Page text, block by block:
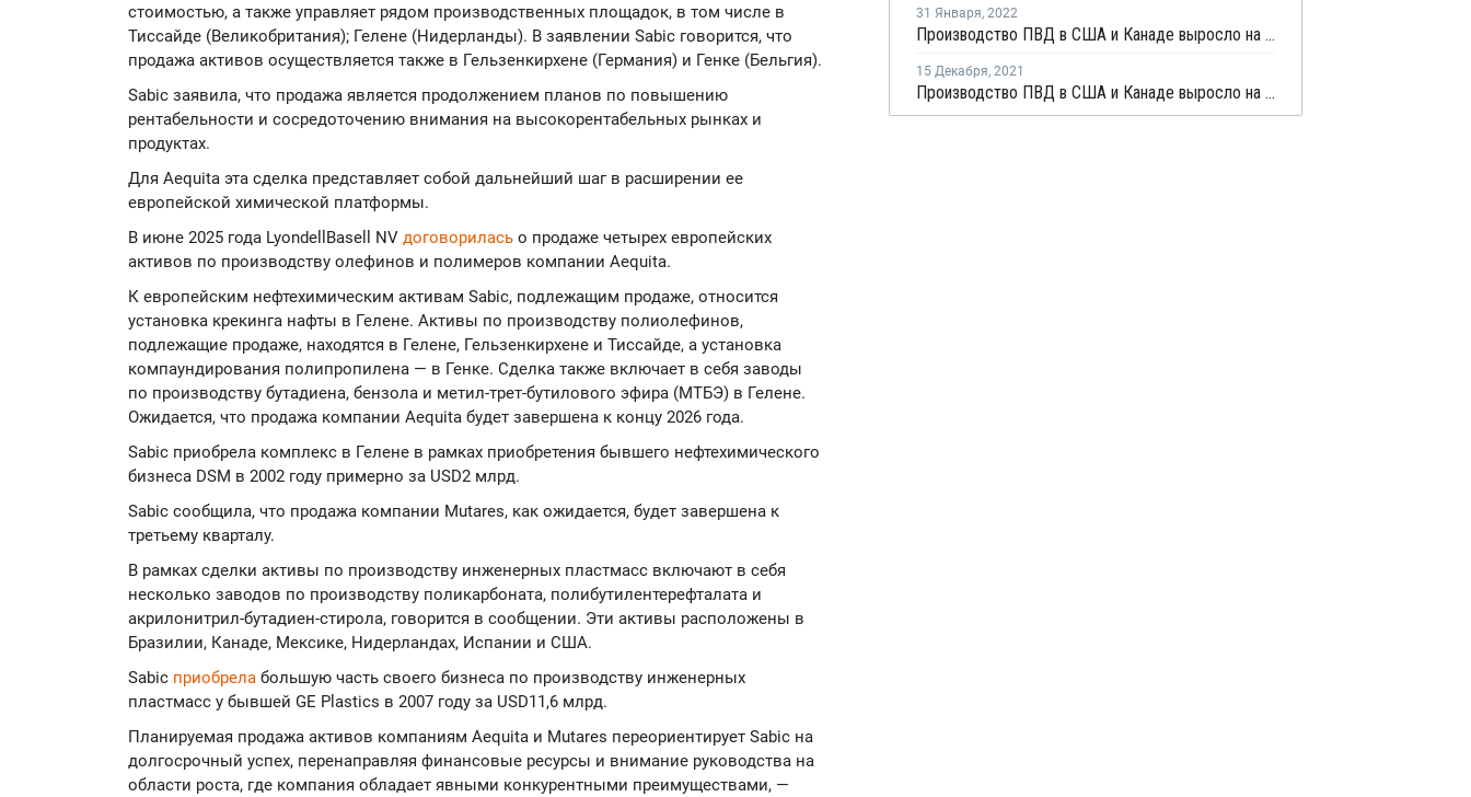
стоимостью, а также управляет рядом производственных площадок, в том числе в
Тиссайде (Великобритания); Гелене (Нидерланды). В заявлении Sabic говорится, что
продажа активов осуществляется также в Гельзенкирхене (Германия) и Генке (Бельгия).
Sabic заявила, что продажа является продолжением планов по повышению
рентабельности и сосредоточению внимания на высокорентабельных рынках и
продуктах.
Для Aequita эта сделка представляет собой дальнейший шаг в расширении ее
европейской химической платформы.
В июне 2025 года LyondellBasell NV договорилась о продаже четырех европейских
активов по производству олефинов и полимеров компании Aequita.
К европейским нефтехимическим активам Sabic, подлежащим продаже, относится
установка крекинга нафты в Гелене. Активы по производству полиолефинов,
подлежащие продаже, находятся в Гелене, Гельзенкирхене и Тиссайде, а установка
компаундирования полипропилена — в Генке. Сделка также включает в себя заводы
по производству бутадиена, бензола и метил-трет-бутилового эфира (МТБЭ) в Гелене.
Ожидается, что продажа компании Aequita будет завершена к концу 2026 года.
Sabic приобрела комплекс в Гелене в рамках приобретения бывшего нефтехимического
бизнеса DSM в 2002 году примерно за USD2 млрд.
Sabic сообщила, что продажа компании Mutares, как ожидается, будет завершена к
третьему кварталу.
В рамках сделки активы по производству инженерных пластмасс включают в себя
несколько заводов по производству поликарбоната, полибутилентерефталата и
акрилонитрил-бутадиен-стирола, говорится в сообщении. Эти активы расположены в
Бразилии, Канаде, Мексике, Нидерландах, Испании и США.
Sabic приобрела большую часть своего бизнеса по производству инженерных
пластмасс у бывшей GE Plastics в 2007 году за USD11,6 млрд.
Планируемая продажа активов компаниям Aequita и Mutares переориентирует Sabic на
долгосрочный успех, перенаправляя финансовые ресурсы и внимание руководства на
области роста, где компания обладает явными конкурентными преимуществами, —
31 Января, 2022
Производство ПВД в США и Канаде выросло на 10,2% в январе-ноябре
15 Декабря, 2021
Производство ПВД в США и Канаде выросло на 11,6% в январе-октябре